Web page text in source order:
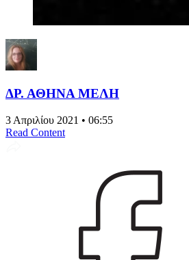
ΔΡ. ΑΘΗΝΑ ΜΕΛΗ
3 Απριλίου 2021 • 06:55
Read Content